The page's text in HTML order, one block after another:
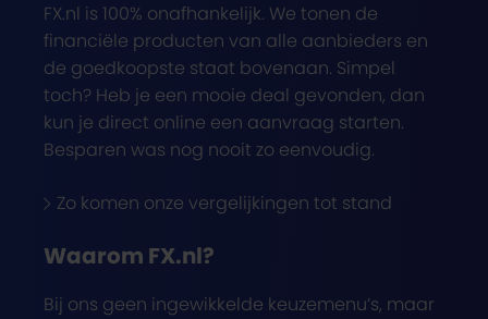
FX.nl is 100% onafhankelijk. We tonen de
financiële producten van alle aanbieders en
de goedkoopste staat bovenaan. Simpel
toch? Heb je een mooie deal gevonden, dan
kun je direct online een aanvraag starten.
Besparen was nog nooit zo eenvoudig.
Zo komen onze vergelijkingen tot stand
Waarom FX.nl?
Bij ons geen ingewikkelde keuzemenu’s, maar